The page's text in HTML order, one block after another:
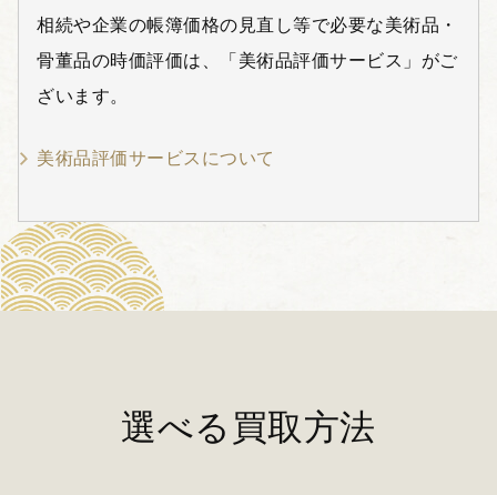
相続や企業の帳簿価格の見直し等で必要な美術品・
骨董品の時価評価は、「美術品評価サービス」がご
ざいます。
美術品評価サービスについて
選べる買取方法